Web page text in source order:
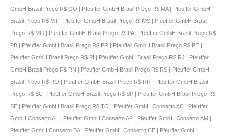
GmbH Brasil Preço R$ GO | Pfeuffer GmbH Brasil Preço R$ MA | Pfeuffer GmbH
Brasil Preço R$ MT | Pfeuffer GmbH Brasil Preço R$ MS | Pfeuffer GmbH Brasil
Preço R$ MG | Pfeuffer GmbH Brasil Preço R$ PA | Pfeuffer GmbH Brasil Preço R$
PB | Pfeuffer GmbH Brasil Preço R$ PR | Pfeuffer GmbH Brasil Preço R$ PE |
Pfeuffer GmbH Brasil Preço R$ PI | Pfeuffer GmbH Brasil Preço R$ RJ | Pfeuffer
GmbH Brasil Preço R$ RN | Pfeuffer GmbH Brasil Preço R$ RS | Pfeuffer GmbH
Brasil Preço R$ RO | Pfeuffer GmbH Brasil Preço R$ RR | Pfeuffer GmbH Brasil
Preço R$ SC | Pfeuffer GmbH Brasil Preço R$ SP | Pfeuffer GmbH Brasil Preço R$
SE | Pfeuffer GmbH Brasil Preço R$ TO | Pfeuffer GmbH Conserto AC | Pfeuffer
GmbH Conserto AL | Pfeuffer GmbH Conserto AP | Pfeuffer GmbH Conserto AM |
Pfeuffer GmbH Conserto BA | Pfeuffer GmbH Conserto CE | Pfeuffer GmbH